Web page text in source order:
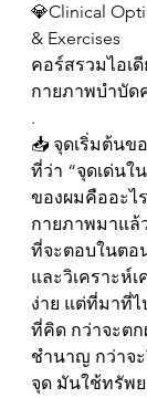
💎Clinical
& Exercises
คอร์สรวมไอเ
กายภาพบำบัด
.
📥 จุดเริ่มต้นข
ที่ว่า “จุดเด่น
ของผมคืออะไ
กายภาพมาแล้
ที่จะตอบในตอ
และวิเคราะห์
ง่าย แต่ที่มาที่
ที่คิด กว่าจะตก
ชำนาญ กว่าจ
จุด มันใช้ทรัพ